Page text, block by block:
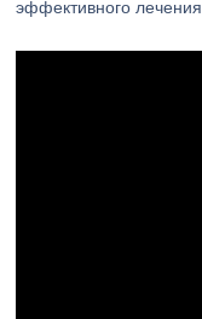
эффективного лечения.